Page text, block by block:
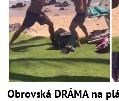
Obrovská DRÁMA na